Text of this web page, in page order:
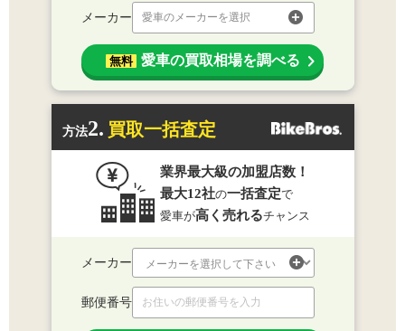
メーカー 愛車のメーカーを選択
無料 愛車の買取相場を調べる
方法2. 買取一括査定
業界最大級の加盟店数！
最大12社の一括査定で
愛車が高く売れるチャンス
メーカー
郵便番号